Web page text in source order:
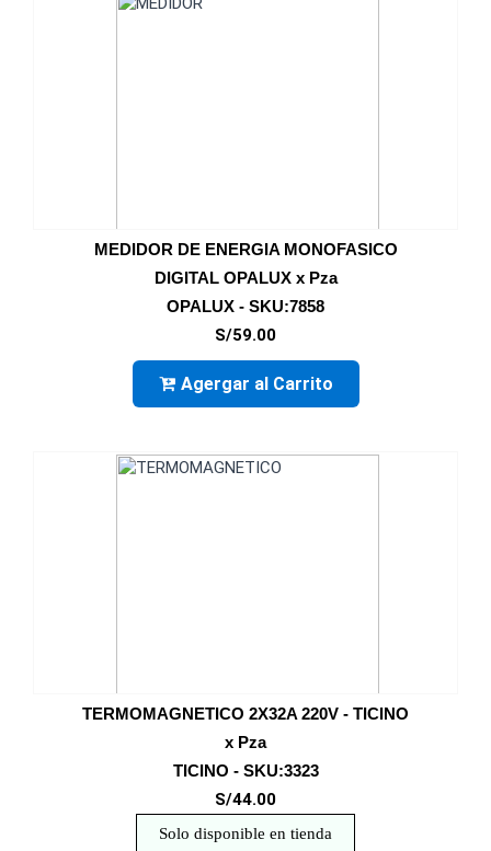
MEDIDOR DE ENERGIA MONOFASICO
DIGITAL OPALUX x Pza
OPALUX - SKU:7858
S/59.00
Agergar al Carrito
TERMOMAGNETICO 2X32A 220V - TICINO
x Pza
TICINO - SKU:3323
S/44.00
Solo disponible en tienda